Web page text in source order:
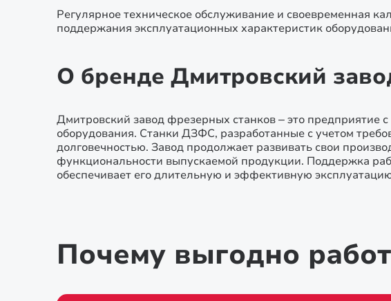
Регулярное техническое обслуживание и своевременная
поддержания эксплуатационных характеристик
О бренде Дмитровский
Дмитровский завод фрезерных станков – это предприятие
оборудования. Станки ДЗФС, разработанные с учетом
долговечностью. Завод продолжает развивать свои
функциональности выпускаемой продукции. Поддержка
обеспечивает его длительную и эффективную
Почему выгодно